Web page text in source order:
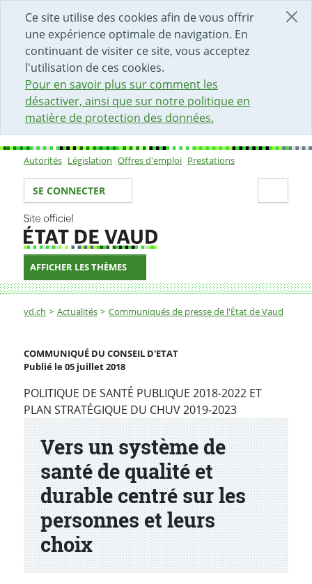
Ce site utilise des cookies afin de vous offrir
une expérience optimale de navigation. En
continuant de visiter ce site, vous acceptez
l'utilisation de ces cookies.
Pour en savoir plus sur comment les
désactiver, ainsi que sur notre politique en
matière de protection des données.
DÉBUT DU CONTENU DE LA PAGE
ACCÈS AU CHAMP DE RECHERCHE
PAGE D'ACCUEIL
FORMULAIRE DE CONTACT
Sous-navigation
Autorités Législation Offres d'emploi Prestations
Votre identité
SE CONNECTER
AFFICHER LES THÈMES
Fil d'Ariane
vd.ch Actualités Communiqués de presse de l'État de Vaud
Vers un système de santé de qualité et durable
Vers un système de
santé de qualité et
durable centré sur les
personnes et leurs
choix
COMMUNIQUÉ DU CONSEIL D'ETAT
Publié le 05 juillet 2018
Partenaire(s)
POLITIQUE DE SANTÉ PUBLIQUE 2018-2022 ET
PLAN STRATÉGIQUE DU CHUV 2019-2023